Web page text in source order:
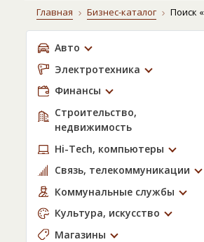
Главная Бизнес-каталог Поиск
Авто
Электротехника
Финансы
Строительство,
недвижимость
Hi-Tech, компьютеры
Связь, телекоммуникации
Коммунальные службы
Культура, искусство
Магазины